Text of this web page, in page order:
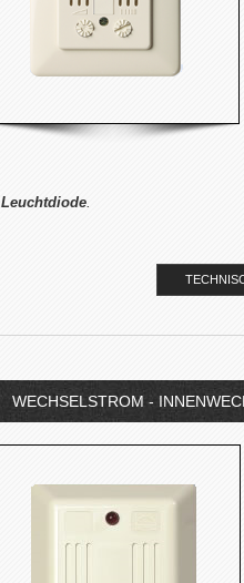
Leuchtdiode.
WECHSELSTROM -